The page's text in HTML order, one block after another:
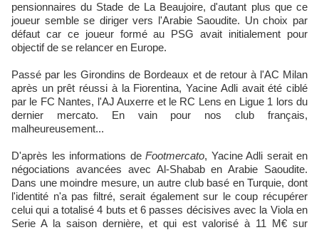
pensionnaires du Stade de La Beaujoire, d'autant plus que ce
joueur semble se diriger vers l'Arabie Saoudite. Un choix par
défaut car ce joueur formé au PSG avait initialement pour
objectif de se relancer en Europe.
Passé par les Girondins de Bordeaux et de retour à l'AC Milan
après un prêt réussi à la Fiorentina, Yacine Adli avait été ciblé
par le FC Nantes, l'AJ Auxerre et le RC Lens en Ligue 1 lors du
dernier mercato. En vain pour nos club français,
malheureusement...
D'après les informations de Footmercato, Yacine Adli serait en
négociations avancées avec Al-Shabab en Arabie Saoudite.
Dans une moindre mesure, un autre club basé en Turquie, dont
l'identité n'a pas filtré, serait également sur le coup récupérer
celui qui a totalisé 4 buts et 6 passes décisives avec la Viola en
Serie A la saison dernière, et qui est valorisé à 11 M€ sur